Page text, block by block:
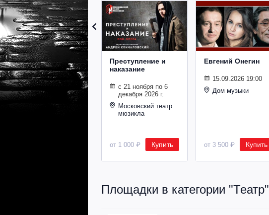
Преступление и
наказание
с 21 ноября по 6
декабря 2026 г.
Московский театр
мюзикла
от 1 000 ₽ Купить
Евгений Онегин
15.09.2026 19:00
Дом музыки
от 3 500 ₽ Купить
Площадки в категории "Театр"